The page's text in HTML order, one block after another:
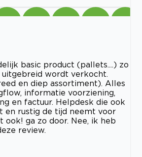
basic product (pallets....) zo
wordt verkocht.
en diep assortiment). Alles
informatie voorziening,
en factuur. Helpdesk die ook
en rustig de tijd neemt voor
ook! ga zo door. Nee, ik heb
review.